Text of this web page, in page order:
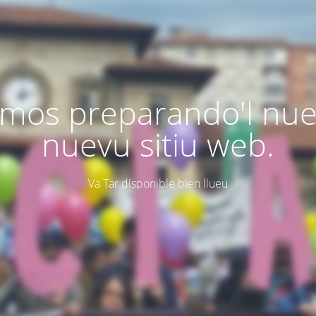
preparando'l
nuevu sitiu web.
Va Tar disponible bien llueu